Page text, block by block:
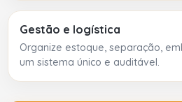
Gestão e logística
Organize estoque, separação,
um sistema único e auditável.